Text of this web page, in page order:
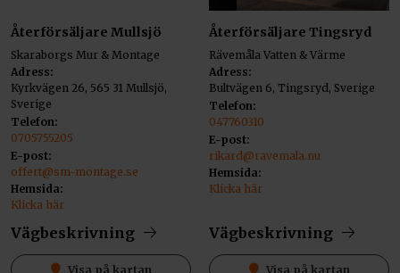
Återförsäljare Mullsjö
Skaraborgs Mur & Montage
Adress:
Kyrkvägen 26, 565 31 Mullsjö,
Sverige
Telefon:
0705755205
E-post:
offert@sm-montage.se
Hemsida:
Klicka här
Vägbeskrivning
Visa på kartan
Återförsäljare Tingsryd
Rävemåla Vatten & Värme
Adress:
Bultvägen 6, Tingsryd, Sverige
Telefon:
047760310
E-post:
rikard@ravemala.nu
Hemsida:
Klicka här
Vägbeskrivning
Visa på kartan